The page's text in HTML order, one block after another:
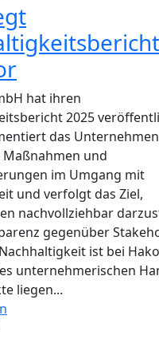
hat ihren
2025
das Unternehmen
und
im Umgang mit
und verfolgt das Ziel,
nachvollziehbar
gegenüber
ist bei
unternehmerischen
liegen...